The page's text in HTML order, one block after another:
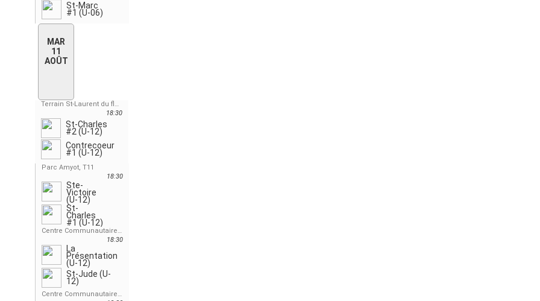
St-Marc
#1 (U-06)
MAR
11
AOÛT
Terrain St-Laurent du fleuve, T-11
18:30
St-Charles
#2 (U-12)
Contrecoeur
#1 (U-12)
Parc Amyot, T11
18:30
Ste-
Victoire
(U-12)
St-
Charles
#1 (U-12)
Centre Communautaire, St-Jude, T11
18:30
La
Présentation
(U-12)
St-Jude (U-
12)
Centre Communautaire, St-Antoine, T11